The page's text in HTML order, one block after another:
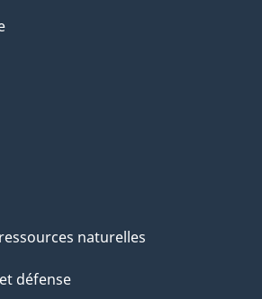
naturelles
défense